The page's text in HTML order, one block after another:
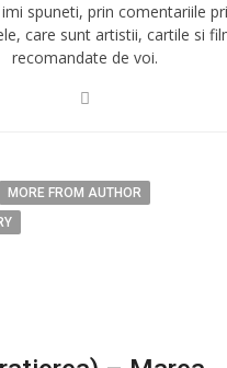
spuneti, prin comentariile
care sunt artistii, cartile si
recomandate de voi.
MORE FROM AUTHOR